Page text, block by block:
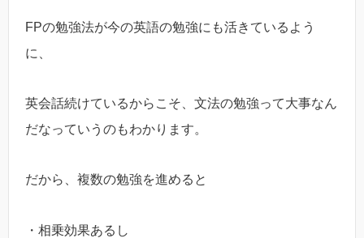
FPの勉強法が今の英語の勉強にも活きているよう
に、
英会話続けているからこそ、文法の勉強って大事なん
だなっていうのもわかります。
だから、複数の勉強を進めると
・相乗効果あるし